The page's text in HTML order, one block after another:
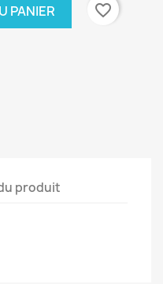
PANIER favorite_border
produit